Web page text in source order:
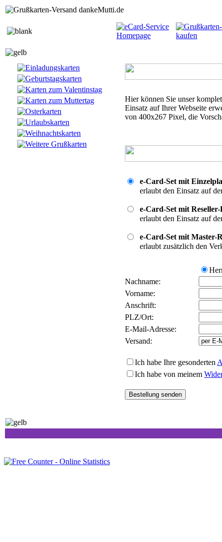
Hier können Sie unser
Einsatz auf Ihrer Webseite
von 400x267 Pixel, die
e-Card-Set mit
erlaubt den Einsatz auf
e-Card-Set mit
erlaubt den Einsatz auf
e-Card-Set mit Master-
erlaubt zusätzlich den
Nachname:
Vorname:
Anschrift:
PLZ/Ort:
E-Mail-Adresse:
Versand:
Ich habe Ihre gesonderten
Ich habe von meinem